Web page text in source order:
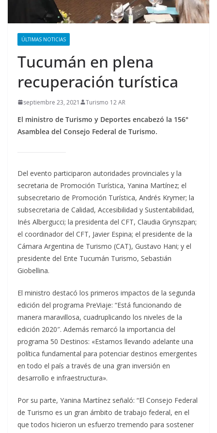
ÚLTIMAS NOTICIAS
Tucumán en plena
recuperación turística
septiembre 23, 2021 Turismo 12 AR
El ministro de Turismo y Deportes encabezó la 156°
Asamblea del Consejo Federal de Turismo.
Del evento participaron autoridades provinciales y la
secretaria de Promoción Turística, Yanina Martínez; el
subsecretario de Promoción Turística, Andrés Krymer; la
subsecretaria de Calidad, Accesibilidad y Sustentabilidad,
Inés Albergucci; la presidenta del CFT, Claudia Grynszpan;
el coordinador del CFT, Javier Espina; el presidente de la
Cámara Argentina de Turismo (CAT), Gustavo Hani; y el
presidente del Ente Tucumán Turismo, Sebastián
Giobellina.
El ministro destacó los primeros impactos de la segunda
edición del programa PreViaje: “Está funcionando de
manera maravillosa, cuadruplicando los niveles de la
edición 2020″. Además remarcó la importancia del
programa 50 Destinos: «Estamos llevando adelante una
política fundamental para potenciar destinos emergentes
en todo el país a través de una gran inversión en
desarrollo e infraestructura».
Por su parte, Yanina Martínez señaló: “El Consejo Federal
de Turismo es un gran ámbito de trabajo federal, en el
que todos hicieron un esfuerzo tremendo para sostener